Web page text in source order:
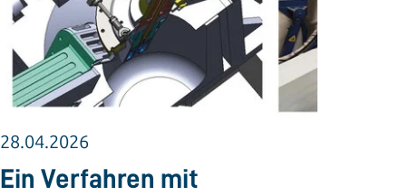
28.04.2026
Ein Verfahren mit